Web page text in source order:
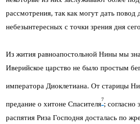
рассмотрения, так как могут дать повод
небезынтересных с точки зрения дня
Из жития равноапостольной Нины мы
Иверийское царство не было простым
императора Диоклетиана. От старицы
предание о хитоне Спасителя
7
; согласно
распятия Риза Господня досталась по